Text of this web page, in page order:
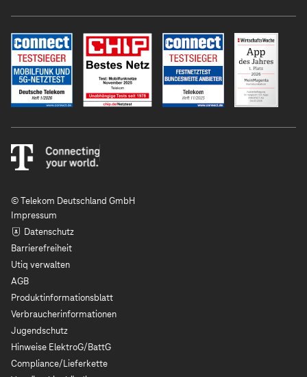
© Telekom Deutschland GmbH
Impressum
Datenschutz
Barrierefreiheit
Utiq verwalten
AGB
Produktinformationsblatt
Verbraucherinformationen
Jugendschutz
Hinweise ElektroG/BattG
Compliance/Lieferkette